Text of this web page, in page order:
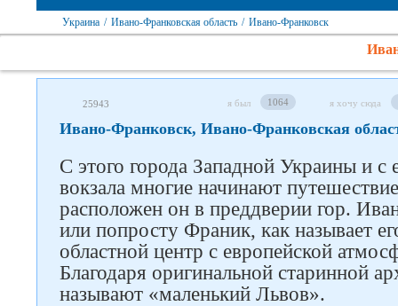
Украина / Ивано-Франковская область / Ивано-Франковск
25943 я был 1064 я хочу сюда
Ивано-Франковск, Ивано-Франковская
С этого города Западной Украины и с
вокзала многие начинают
расположен он в преддверии гор.
или попросту Франик, как называет
областной центр с европейской
Благодаря оригинальной старинной
называют «маленький Львов».